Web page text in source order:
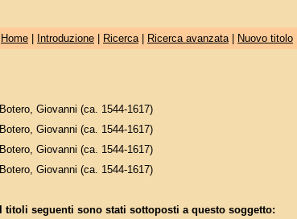
Home| Introduzione| Ricerca| Ricerca avanzata| Nuovo titolo|
Botero, Giovanni (ca. 1544-1617)
Botero, Giovanni (ca. 1544-1617)
Botero, Giovanni (ca. 1544-1617)
Botero, Giovanni (ca. 1544-1617)
I titoli seguenti sono stati sottoposti a questo soggetto: